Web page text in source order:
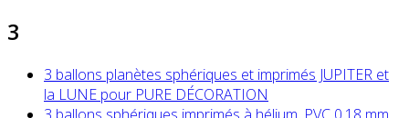
3
3 ballons planètes sphériques et imprimés JUPITER et
la LUNE pour PURE DÉCORATION